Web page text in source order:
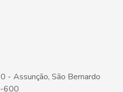
- Assunção, São Bernardo
600